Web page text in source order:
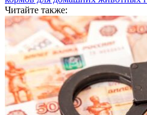
Читайте также: